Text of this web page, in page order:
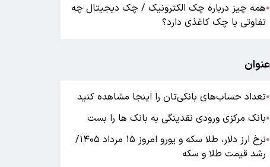
●همه چیز درباره چک الکترونیک / چک دیجیتال چه
تفاوتی با چک کاغذی دارد؟
عنوان
●تعداد حساب‌های بانکی‌تان را اینجا مشاهده کنید
●بانک مرکزی ورودی نقدینگی به بانک ها را بست
●
نرخ ارز دلار، طلا سکه و یورو امروز ۱۵ مرداد ۱۴۰۵/
رشد قیمت طلا و سکه